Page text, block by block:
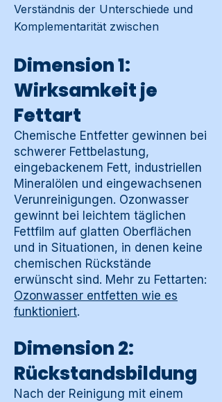
Verständnis der Unterschiede und
Komplementarität zwischen
Dimension 1:
Wirksamkeit je
Fettart
Chemische Entfetter gewinnen bei
schwerer Fettbelastung,
eingebackenem Fett, industriellen
Mineralölen und eingewachsenen
Verunreinigungen. Ozonwasser
gewinnt bei leichtem täglichen
Fettfilm auf glatten Oberflächen
und in Situationen, in denen keine
chemischen Rückstände
erwünscht sind. Mehr zu Fettarten:
Ozonwasser entfetten wie es
funktioniert.
Dimension 2:
Rückstandsbildung
Nach der Reinigung mit einem